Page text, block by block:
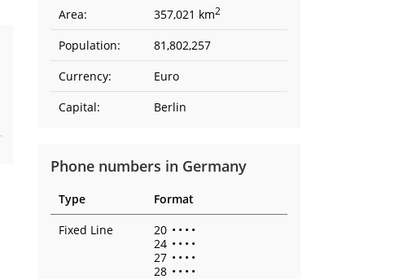
Area:
357,021 km2
Population:
81,802,257
Currency:
Euro
Capital:
Berlin
Phone numbers in Germany
Type
Format
Fixed Line
20 • • • •
24 • • • •
27 • • • •
28 • • • •